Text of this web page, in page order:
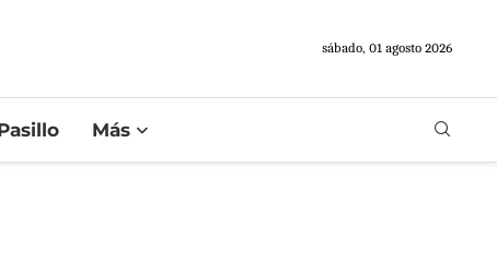
sábado, 01 agosto 2026
Más